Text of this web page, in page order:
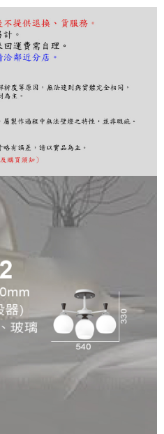
」後，將跳轉至「AFTEE先享後付」
知簡訊。
此簡訊中的連結，可透過四大超商／
，方視為交易完成。
繳費，但若您需要取消訂單，請聯絡
」之結帳頁面顯示為準，若有關於
相關疑問，請聯繫「AFTEE先享後付
support/home
之「AFTEE先享後付」服務完成之交
資料，並將交易相關給付款項請求債
下網址：
理人或監護人之同意方可使用
者引起之損失，本公司不負相關責
據個別帳號之用戶狀況，依本公司即
度不足之情形，本公司將視審查結果
資訊註冊。若發現惡意使用之情形，
戶之使用額度並採取法律行動。
)免運費